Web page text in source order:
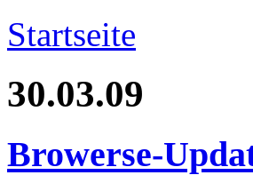
Startseite
30.03.09
Browerse-